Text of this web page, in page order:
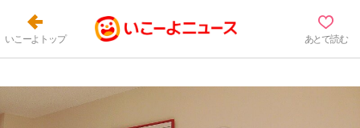
いこーよトップ あとで読む